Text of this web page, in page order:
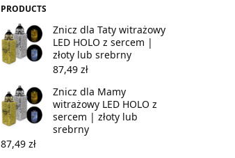
PRODUCTS
Znicz dla Taty witrażowy
LED HOLO z sercem |
złoty lub srebrny
87,49 zł
Znicz dla Mamy
witrażowy LED HOLO z
sercem | złoty lub
srebrny
87,49 zł